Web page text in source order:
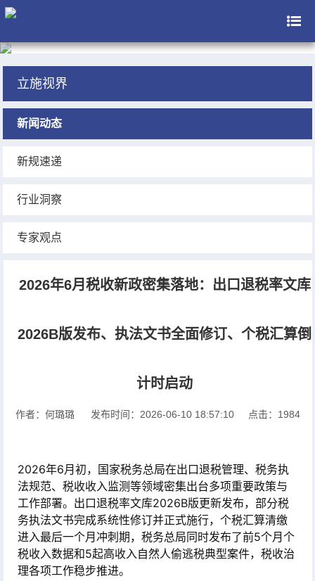
立施视界
新闻动态
新规速递
行业洞察
专家观点
2026年6月税收新政密集落地：出口退税率文库
2026B版发布、执法文书全面修订、个税汇算倒
计时启动
作者：何璐璐 发布时间：2026-06-10 18:57:10 点击：1984
2026年6月初，国家税务总局在出口退税管理、税务执
法规范、税收收入监测等领域密集出台多项重要政策与
工作部署。出口退税率文库2026B版更新发布，部分税
务执法文书完成系统性修订并正式施行，个税汇算清缴
进入最后一个月冲刺期，税务总局同时发布了前5个月个
税收入数据和5起高收入自然人偷逃税典型案件，税收治
理各项工作稳步推进。